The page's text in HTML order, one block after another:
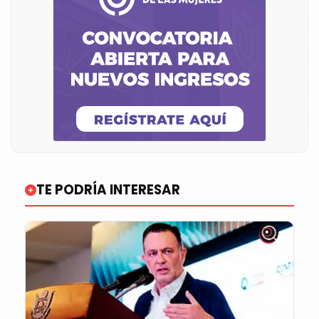
TE PODRÍA INTERESAR